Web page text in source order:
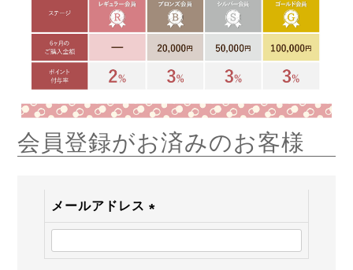
会員登録がお済みのお客様
メールアドレス
(必
須)